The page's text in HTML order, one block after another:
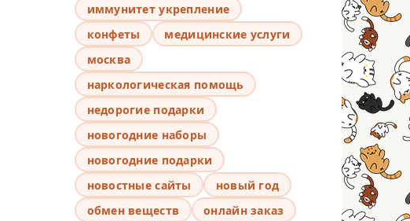
иммунитет укрепление
конфеты
медицинские услуги
москва
наркологическая помощь
недорогие подарки
новогодние наборы
новогодние подарки
новостные сайты
новый год
обмен веществ
онлайн заказ